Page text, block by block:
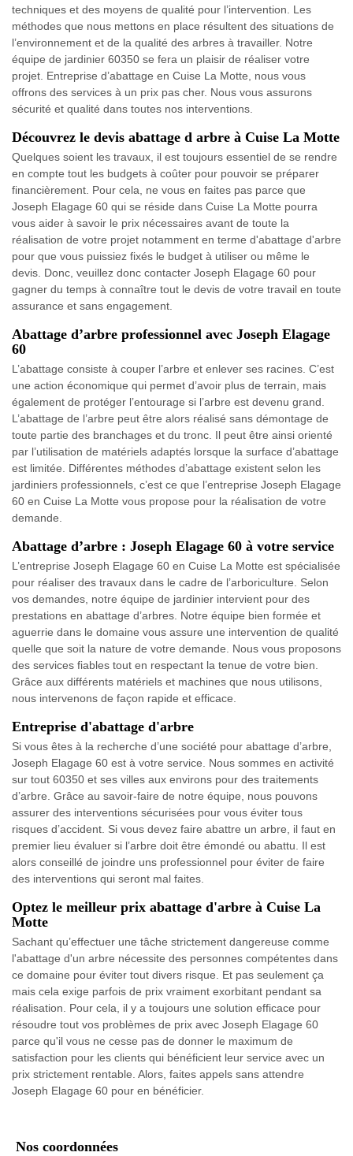
techniques et des moyens de qualité pour l’intervention. Les
méthodes que nous mettons en place résultent des situations de
l’environnement et de la qualité des arbres à travailler. Notre
équipe de jardinier 60350 se fera un plaisir de réaliser votre
projet. Entreprise d’abattage en Cuise La Motte, nous vous
offrons des services à un prix pas cher. Nous vous assurons
sécurité et qualité dans toutes nos interventions.
Découvrez le devis abattage d arbre à Cuise La Motte
Quelques soient les travaux, il est toujours essentiel de se rendre
en compte tout les budgets à coûter pour pouvoir se préparer
financièrement. Pour cela, ne vous en faites pas parce que
Joseph Elagage 60 qui se réside dans Cuise La Motte pourra
vous aider à savoir le prix nécessaires avant de toute la
réalisation de votre projet notamment en terme d'abattage d'arbre
pour que vous puissiez fixés le budget à utiliser ou même le
devis. Donc, veuillez donc contacter Joseph Elagage 60 pour
gagner du temps à connaître tout le devis de votre travail en toute
assurance et sans engagement.
Abattage d’arbre professionnel avec Joseph Elagage
60
L’abattage consiste à couper l’arbre et enlever ses racines. C’est
une action économique qui permet d’avoir plus de terrain, mais
également de protéger l’entourage si l’arbre est devenu grand.
L’abattage de l’arbre peut être alors réalisé sans démontage de
toute partie des branchages et du tronc. Il peut être ainsi orienté
par l’utilisation de matériels adaptés lorsque la surface d’abattage
est limitée. Différentes méthodes d’abattage existent selon les
jardiniers professionnels, c’est ce que l’entreprise Joseph Elagage
60 en Cuise La Motte vous propose pour la réalisation de votre
demande.
Abattage d’arbre : Joseph Elagage 60 à votre service
L’entreprise Joseph Elagage 60 en Cuise La Motte est spécialisée
pour réaliser des travaux dans le cadre de l’arboriculture. Selon
vos demandes, notre équipe de jardinier intervient pour des
prestations en abattage d’arbres. Notre équipe bien formée et
aguerrie dans le domaine vous assure une intervention de qualité
quelle que soit la nature de votre demande. Nous vous proposons
des services fiables tout en respectant la tenue de votre bien.
Grâce aux différents matériels et machines que nous utilisons,
nous intervenons de façon rapide et efficace.
Entreprise d'abattage d'arbre
Si vous êtes à la recherche d’une société pour abattage d’arbre,
Joseph Elagage 60 est à votre service. Nous sommes en activité
sur tout 60350 et ses villes aux environs pour des traitements
d’arbre. Grâce au savoir-faire de notre équipe, nous pouvons
assurer des interventions sécurisées pour vous éviter tous
risques d’accident. Si vous devez faire abattre un arbre, il faut en
premier lieu évaluer si l’arbre doit être émondé ou abattu. Il est
alors conseillé de joindre uns professionnel pour éviter de faire
des interventions qui seront mal faites.
Optez le meilleur prix abattage d'arbre à Cuise La
Motte
Sachant qu’effectuer une tâche strictement dangereuse comme
l'abattage d'un arbre nécessite des personnes compétentes dans
ce domaine pour éviter tout divers risque. Et pas seulement ça
mais cela exige parfois de prix vraiment exorbitant pendant sa
réalisation. Pour cela, il y a toujours une solution efficace pour
résoudre tout vos problèmes de prix avec Joseph Elagage 60
parce qu'il vous ne cesse pas de donner le maximum de
satisfaction pour les clients qui bénéficient leur service avec un
prix strictement rentable. Alors, faites appels sans attendre
Joseph Elagage 60 pour en bénéficier.
Nos coordonnées